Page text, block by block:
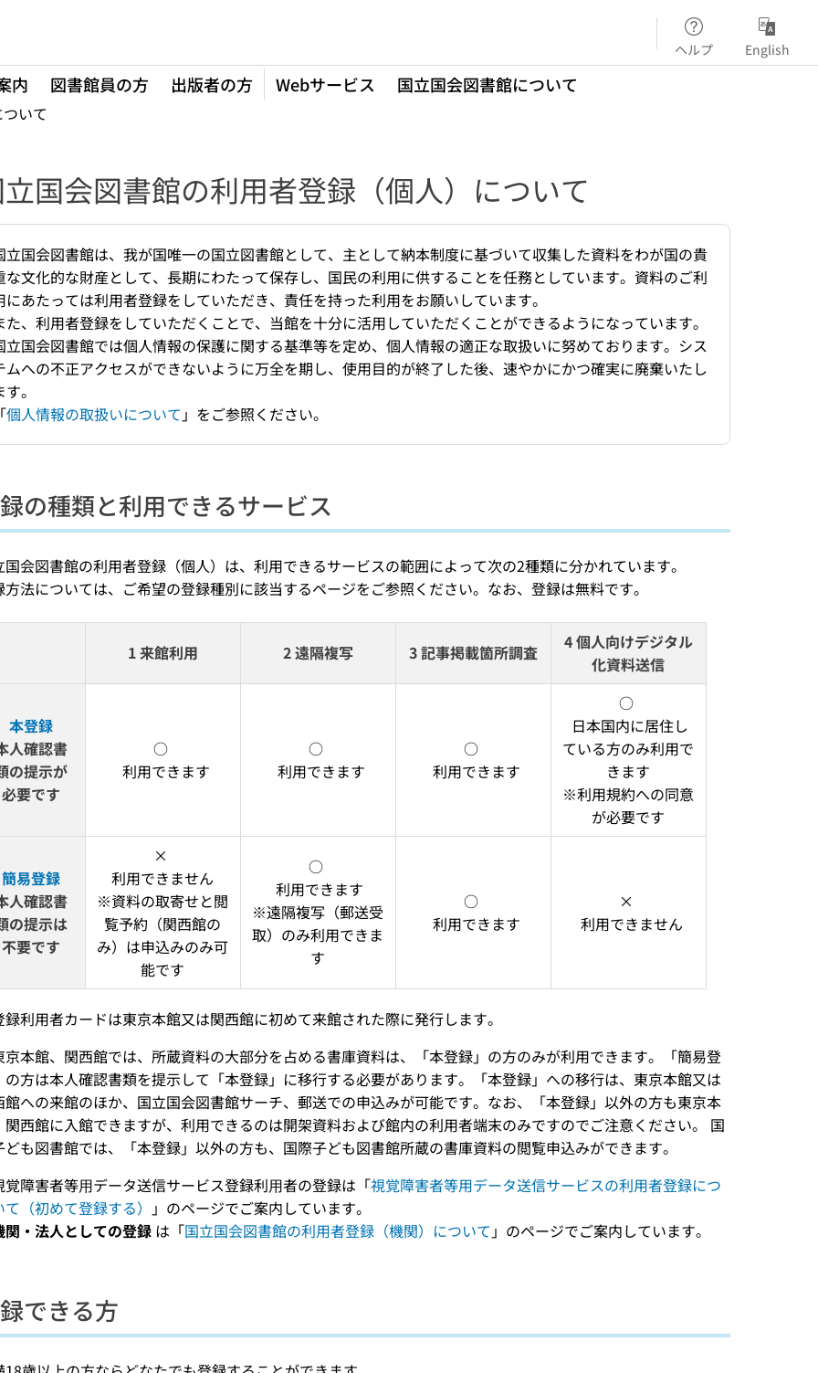
ヘルプ English
内 図書館員の方 出版者の方 Webサービス 国立国会図書館について
いて
国会図書館の利用者登録（個人）について
立国会図書館は、我が国唯一の国立図書館として、主として納本制度に基づいて収集した資料をわが国の貴
な文化的な財産として、長期にわたって保存し、国民の利用に供することを任務としています。資料のご利
にあたっては利用者登録をしていただき、責任を持った利用をお願いしています。
た、利用者登録をしていただくことで、当館を十分に活用していただくことができるようになっています。
立国会図書館では個人情報の保護に関する基準等を定め、個人情報の適正な取扱いに努めております。シス
ムへの不正アクセスができないように万全を期し、使用目的が終了した後、速やかにかつ確実に廃棄いたし
。
個人情報の取扱いについて 」をご参照ください。
の種類と利用できるサービス
国会図書館の利用者登録（個人）は、利用できるサービスの範囲によって次の2種類に分かれています。
方法については、ご希望の登録種別に該当するページをご参照ください。なお、登録は無料です。
1 来館利用 2 遠隔複写 3 記事掲載箇所調査
4 個人向けデジタル
化資料送信
本登録
人確認書
の提示が
必要です
○
  利用できます
○
  利用できます
○
  利用できます
○
ている方のみ利用で
きます
※利用規約への同意
が必要です
簡易登録
人確認書
の提示は
不要です
×
利用できません
※資料の取寄せと閲
覧予約（関西館の
み）は申込みのみ可
能です
○
利用できます
※遠隔複写（郵送受
取）のみ利用できま
す
○
  利用できます
×
  利用できません
利用者カードは東京本館又は関西館に初めて来館された際に発行します。
本館、関西館では、所蔵資料の大部分を占める書庫資料は、「本登録」の方のみが利用できます。「簡易登
の方は本人確認書類を提示して「本登録」に移行する必要があります。「本登録」への移行は、東京本館又は
館への来館のほか、国立国会図書館サーチ、郵送での申込みが可能です。なお、「本登録」以外の方も東京本
関西館に入館できますが、利用できるのは開架資料および館内の利用者端末のみですのでご注意ください。 国
ども図書館では、「本登録」以外の方も、国際子ども図書館所蔵の書庫資料の閲覧申込みができます。
覚障害者等⽤データ送信サービス登録利⽤者の登録は「視覚障害者等用データ送信サービスの利用者登録につ
て（初めて登録する）
」のページでご案内しています。
関・法人としての登録は「国立国会図書館の利用者登録（機関）について 」のページでご案内しています。
できる方